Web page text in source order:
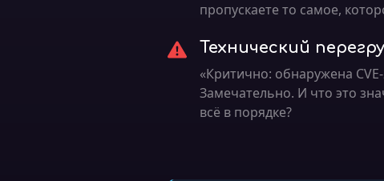
пропускаете то самое,
Технический
«Критично: обнаружена
Замечательно. И что это
всё в порядке?